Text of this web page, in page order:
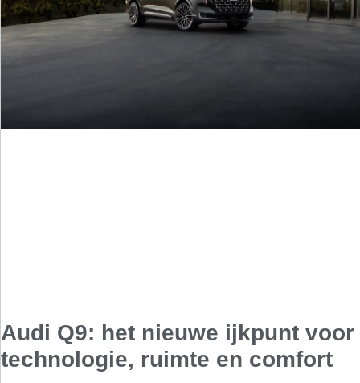
Audi Q9: het nieuwe ijkpunt voor
technologie, ruimte en comfort